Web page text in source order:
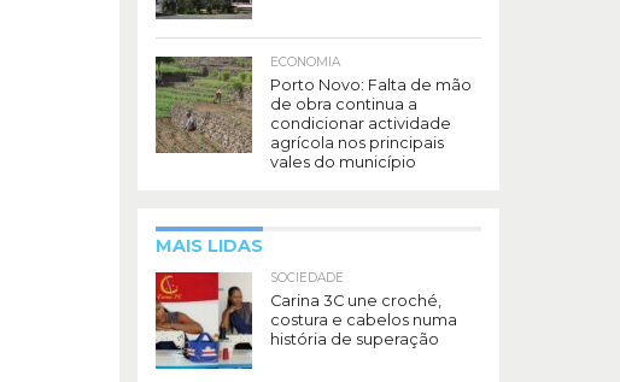
ECONOMIA
Porto Novo: Falta de mão
de obra continua a
condicionar actividade
agrícola nos principais
vales do município
MAIS LIDAS
SOCIEDADE
Carina 3C une croché,
costura e cabelos numa
história de superação